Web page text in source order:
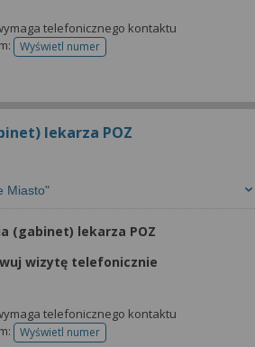
telefonicznego kontaktu
Wyświetl numertelefonu do rejestracji
lekarza POZ
Miasto"
(gabinet) lekarza POZ
wizytę telefonicznie
telefonicznego kontaktu
Wyświetl numertelefonu do rejestracji